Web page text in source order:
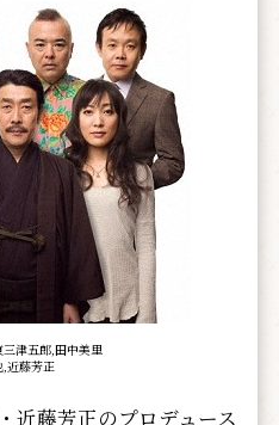
三津五郎,田中美里
,近藤芳正
近藤芳正のプロデュース